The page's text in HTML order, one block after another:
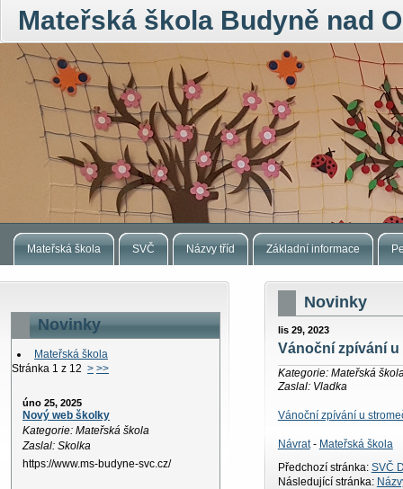
Mateřská škola Budyně nad
Mateřská škola SVČ Názvy tříd Základní informace
Novinky
Mateřská škola
Stránka 1 z 12 > >>
úno 25, 2025
Nový web školky
Kategorie: Mateřská škola
Zaslal: Skolka
https://www.ms-budyne-svc.cz/
Novinky
lis 29, 2023
Vánoční zpívání
Kategorie: Mateřská
Zaslal: Vladka
Vánoční zpívání u
Návrat- Mateřská škola
Předchozí stránka: SVČ
Následující stránka: